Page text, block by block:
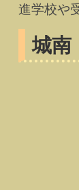
進学校や
城南